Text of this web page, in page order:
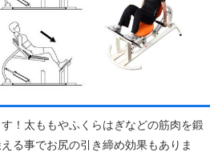
！太ももやふくらはぎなどの筋肉を鍛
る事でお尻の引き締め効果もありま